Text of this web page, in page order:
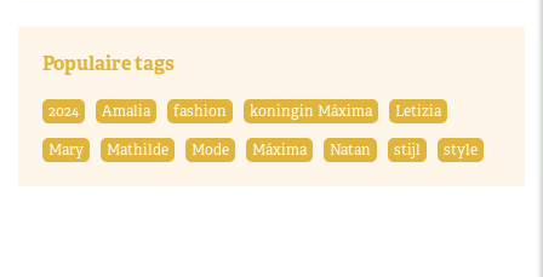
Populaire tags
2024 Amalia fashion koningin Máxima
Letizia
Mary
Mathilde Mode Máxima Natan stijl style